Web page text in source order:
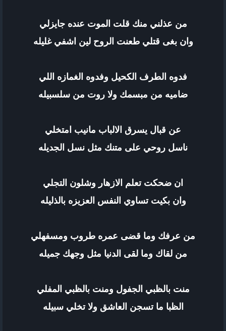
من عذلني منك قلت الموت عنده جايزلي
وان بغى قتلي طعنت الروح لين اشفي غليله
فدوه الطرف الكحيل وفدوه الغمازه اللي
ضاميه من مبسمك ولا روت من سلسبيله
عن قبال يسرق الالباب مانيب امتخلي
ناسل روحي على متنك مثل نسل الجديله
ان ضحكت تعلم الازهار وشلون التجلي
وان بكيت تساوي النفس العزيزه بالذليله
من عرفك وما قضى عمره طروب ومسفهلي
من لقاك وما لقى الدنيا مثل وجهك جميله
منت بالظبي الجفول ومنت بالظبي المفلي
الظبا ما تسجن العاشق ولا تخلي سبيله